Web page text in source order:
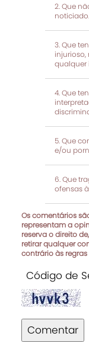
Que
noticiado.
Que
qualquer
Que
Que
e/ou
Que
ofensas
Os comentários
representam a
reserva o direito
retirar qualquer
contrário às
Código de
Comentar